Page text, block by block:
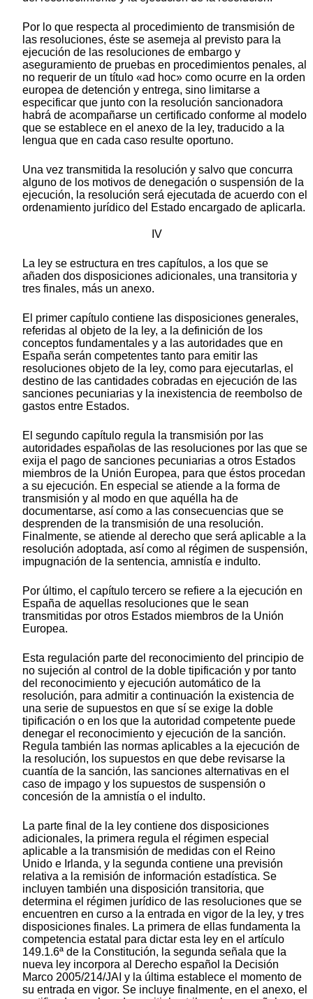
Por lo que respecta al procedimiento de transmisión de
las resoluciones, éste se asemeja al previsto para la
ejecución de las resoluciones de embargo y
aseguramiento de pruebas en procedimientos penales, al
no requerir de un título «ad hoc» como ocurre en la orden
europea de detención y entrega, sino limitarse a
especificar que junto con la resolución sancionadora
habrá de acompañarse un certificado conforme al modelo
que se establece en el anexo de la ley, traducido a la
lengua que en cada caso resulte oportuno.
Una vez transmitida la resolución y salvo que concurra
alguno de los motivos de denegación o suspensión de la
ejecución, la resolución será ejecutada de acuerdo con el
ordenamiento jurídico del Estado encargado de aplicarla.
IV
La ley se estructura en tres capítulos, a los que se
añaden dos disposiciones adicionales, una transitoria y
tres finales, más un anexo.
El primer capítulo contiene las disposiciones generales,
referidas al objeto de la ley, a la definición de los
conceptos fundamentales y a las autoridades que en
España serán competentes tanto para emitir las
resoluciones objeto de la ley, como para ejecutarlas, el
destino de las cantidades cobradas en ejecución de las
sanciones pecuniarias y la inexistencia de reembolso de
gastos entre Estados.
El segundo capítulo regula la transmisión por las
autoridades españolas de las resoluciones por las que se
exija el pago de sanciones pecuniarias a otros Estados
miembros de la Unión Europea, para que éstos procedan
a su ejecución. En especial se atiende a la forma de
transmisión y al modo en que aquélla ha de
documentarse, así como a las consecuencias que se
desprenden de la transmisión de una resolución.
Finalmente, se atiende al derecho que será aplicable a la
resolución adoptada, así como al régimen de suspensión,
impugnación de la sentencia, amnistía e indulto.
Por último, el capítulo tercero se refiere a la ejecución en
España de aquellas resoluciones que le sean
transmitidas por otros Estados miembros de la Unión
Europea.
Esta regulación parte del reconocimiento del principio de
no sujeción al control de la doble tipificación y por tanto
del reconocimiento y ejecución automático de la
resolución, para admitir a continuación la existencia de
una serie de supuestos en que sí se exige la doble
tipificación o en los que la autoridad competente puede
denegar el reconocimiento y ejecución de la sanción.
Regula también las normas aplicables a la ejecución de
la resolución, los supuestos en que debe revisarse la
cuantía de la sanción, las sanciones alternativas en el
caso de impago y los supuestos de suspensión o
concesión de la amnistía o el indulto.
La parte final de la ley contiene dos disposiciones
adicionales, la primera regula el régimen especial
aplicable a la transmisión de medidas con el Reino
Unido e Irlanda, y la segunda contiene una previsión
relativa a la remisión de información estadística. Se
incluyen también una disposición transitoria, que
determina el régimen jurídico de las resoluciones que se
encuentren en curso a la entrada en vigor de la ley, y tres
disposiciones finales. La primera de ellas fundamenta la
competencia estatal para dictar esta ley en el artículo
149.1.6ª de la Constitución, la segunda señala que la
nueva ley incorpora al Derecho español la Decisión
Marco 2005/214/JAI y la última establece el momento de
su entrada en vigor. Se incluye finalmente, en el anexo, el